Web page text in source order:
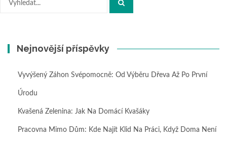
Nejnovější příspěvky
Vyvýšený Záhon Svépomocně: Od Výběru Dřeva Až Po První
Úrodu
Kvašená Zelenina: Jak Na Domácí Kvašáky
Pracovna Mimo Dům: Kde Najít Klid Na Práci, Když Doma Není